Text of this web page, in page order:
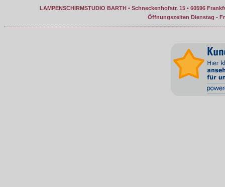
LAMPENSCHIRMSTUDIO BARTH • Schneckenhofstr. 15 • 60596
Öffnungszeiten Dienstag -